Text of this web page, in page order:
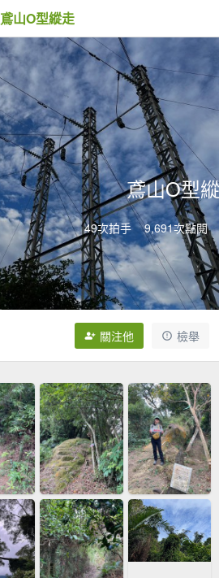
鳶山O型縱走
鳶山O型
49次拍手 9,691次點閱
關注他 檢舉